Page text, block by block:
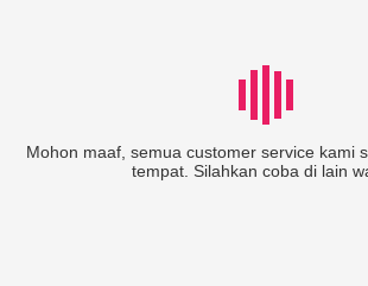
Mohon maaf, semua customer service kami
tempat. Silahkan coba di lain